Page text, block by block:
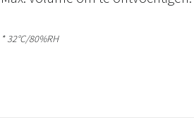
* 32°C/80%RH